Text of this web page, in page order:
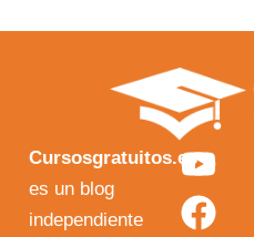
Cursosgratuitos.es
es un blog
independiente
Y
o
F
a
I
n
X
-